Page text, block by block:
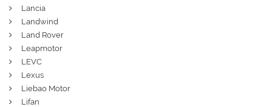
Lancia
Landwind
Land Rover
Leapmotor
LEVC
Lexus
Liebao Motor
Lifan